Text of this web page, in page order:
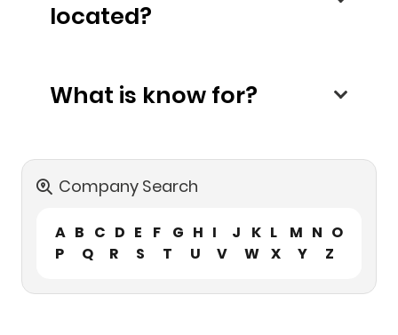
located?
What is know for?
Company Search
A B C D E F G H I J K L M N O
P
Q R S T U V W X Y Z